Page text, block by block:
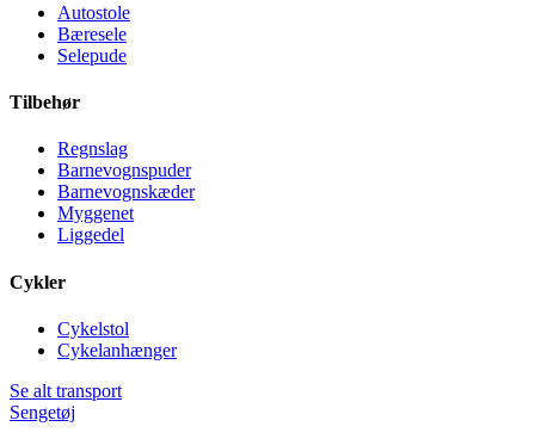
Autostole
Bæresele
Selepude
Tilbehør
Regnslag
Barnevognspuder
Barnevognskæder
Myggenet
Liggedel
Cykler
Cykelstol
Cykelanhænger
Se alt transport
Sengetøj